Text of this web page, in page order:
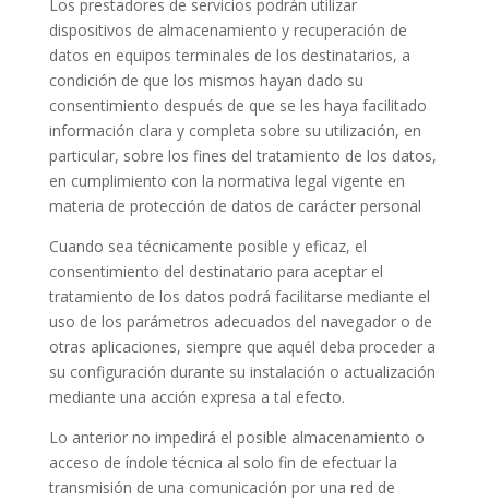
Los prestadores de servicios podrán utilizar
dispositivos de almacenamiento y recuperación de
datos en equipos terminales de los destinatarios, a
condición de que los mismos hayan dado su
consentimiento después de que se les haya facilitado
información clara y completa sobre su utilización, en
particular, sobre los fines del tratamiento de los datos,
en cumplimiento con la normativa legal vigente en
materia de protección de datos de carácter personal
Cuando sea técnicamente posible y eficaz, el
consentimiento del destinatario para aceptar el
tratamiento de los datos podrá facilitarse mediante el
uso de los parámetros adecuados del navegador o de
otras aplicaciones, siempre que aquél deba proceder a
su configuración durante su instalación o actualización
mediante una acción expresa a tal efecto.
Lo anterior no impedirá el posible almacenamiento o
acceso de índole técnica al solo fin de efectuar la
transmisión de una comunicación por una red de